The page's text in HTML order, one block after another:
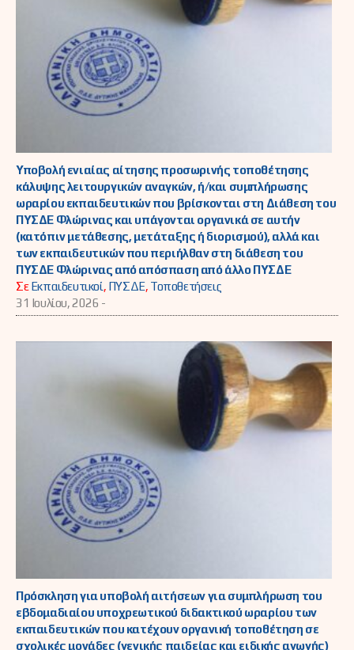
Υποβολή ενιαίας αίτησης προσωρινής τοποθέτησης
κάλυψης λειτουργικών αναγκών, ή/και συμπλήρωσης
ωραρίου εκπαιδευτικών που βρίσκονται στη Διάθεση του
ΠΥΣΔΕ Φλώρινας και υπάγονται οργανικά σε αυτήν
(κατόπιν μετάθεσης, μετάταξης ή διορισμού), αλλά και
των εκπαιδευτικών που περιήλθαν στη διάθεση του
ΠΥΣΔΕ Φλώρινας από απόσπαση από άλλο ΠΥΣΔΕ
ΣεΕκπαιδευτικοί, ΠΥΣΔΕ, Τοποθετήσεις
31 Ιουλίου, 2026 -
Πρόσκληση για υποβολή αιτήσεων για συμπλήρωση του
εβδομαδιαίου υποχρεωτικού διδακτικού ωραρίου των
εκπαιδευτικών που κατέχουν οργανική τοποθέτηση σε
σχολικές μονάδες (γενικής παιδείας και ειδικής αγωγής)